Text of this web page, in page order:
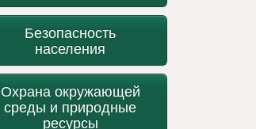
Безопасность
населения
Охрана окружающей
среды и природные
ресурсы